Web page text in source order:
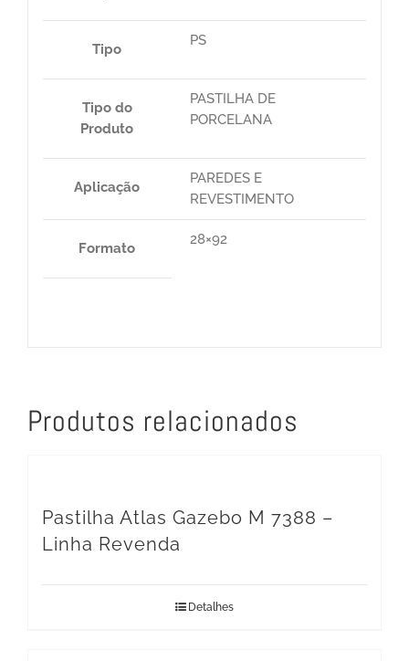
Tipo
PS
Tipo do
Produto
PASTILHA DE
PORCELANA
Aplicação
PAREDES E
REVESTIMENTO
Formato
28×92
Produtos relacionados
Pastilha Atlas Gazebo M 7388 –
Linha Revenda
Detalhes